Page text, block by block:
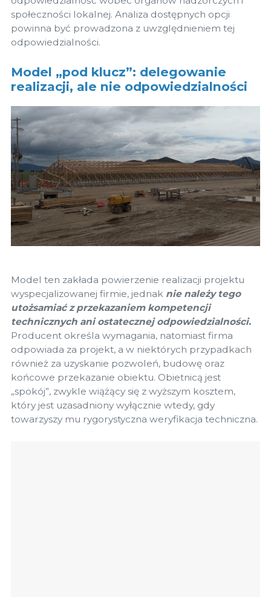
społeczności lokalnej. Analiza dostępnych opcji
powinna być prowadzona z uwzględnieniem tej
odpowiedzialności.
Model „pod klucz”: delegowanie
realizacji, ale nie odpowiedzialności
Model ten zakłada powierzenie realizacji projektu
wyspecjalizowanej firmie, jednak nie należy tego
utożsamiać z przekazaniem kompetencji
technicznych ani ostatecznej odpowiedzialności.
Producent określa wymagania, natomiast firma
odpowiada za projekt, a w niektórych przypadkach
również za uzyskanie pozwoleń, budowę oraz
końcowe przekazanie obiektu. Obietnicą jest
„spokój”, zwykle wiążący się z wyższym kosztem,
który jest uzasadniony wyłącznie wtedy, gdy
towarzyszy mu rygorystyczna weryfikacja techniczna.